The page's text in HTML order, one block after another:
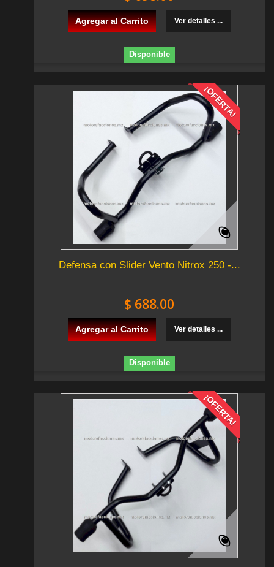
Agregar al Carrito Ver detalles ...
Disponible
¡OFERTA!
Defensa con Slider Vento Nitrox 250 -...
$ 688.00
Agregar al Carrito Ver detalles ...
Disponible
¡OFERTA!